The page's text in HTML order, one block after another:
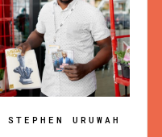
STEPHEN URUWAH